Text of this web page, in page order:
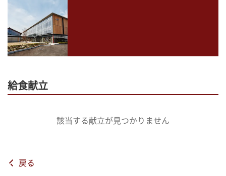
給食献立
該当する献立が見つかりません
戻る